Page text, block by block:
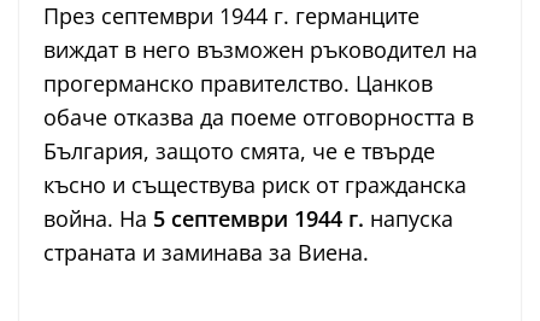
През септември 1944 г. германците
виждат в него възможен ръководител на
прогерманско правителство. Цанков
обаче отказва да поеме отговорността в
България, защото смята, че е твърде
късно и съществува риск от гражданска
война. На 5 септември 1944 г. напуска
страната и заминава за Виена.